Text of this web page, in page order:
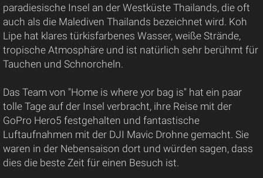
paradiesische Insel an der Westküste Thailands, die oft
auch als die Malediven Thailands bezeichnet wird. Koh
Lipe hat klares türkisfarbenes Wasser, weiße Strände,
tropische Atmosphäre und ist natürlich sehr berühmt für
Tauchen und Schnorcheln.
Das Team von "Home is where yor bag is" hat ein paar
tolle Tage auf der Insel verbracht, ihre Reise mit der
GoPro Hero5 festgehalten und fantastische
Luftaufnahmen mit der DJI Mavic Drohne gemacht. Sie
waren in der Nebensaison dort und würden sagen, dass
dies die beste Zeit für einen Besuch ist.